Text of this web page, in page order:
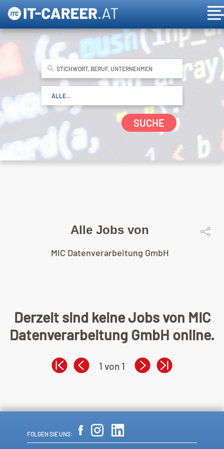
SUCHE
Alle Jobs von
MIC Datenverarbeitung GmbH
Derzeit sind keine Jobs von MIC
Datenverarbeitung GmbH online.
1 von 1
FOLGEN SIE UNS: